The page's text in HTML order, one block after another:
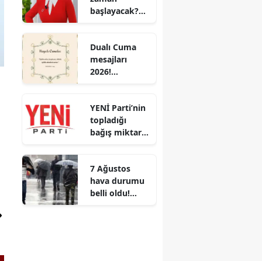
tutarları belli
başlayacak?
tarihi belli
oldu mu?
Dualı Cuma
mesajları
2026!
en özel sözler
YENİ Parti’nin
topladığı
bağış miktarı
devam ediyor
7 Ağustos
hava durumu
belli oldu!